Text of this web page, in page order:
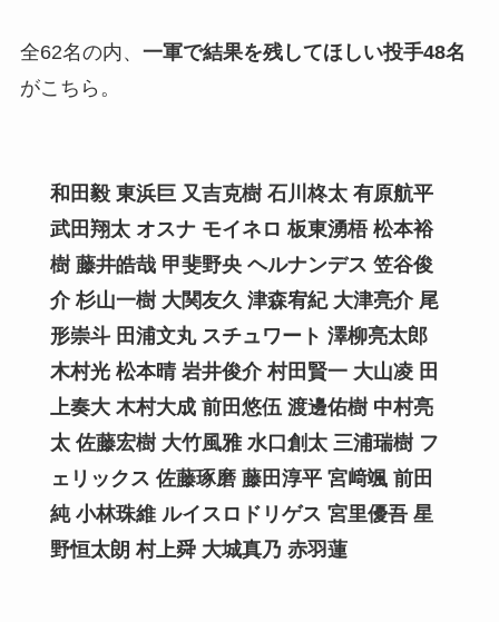
全62名の内、 一軍で結果を残してほしい投手48名
がこちら。
和田毅 東浜巨 又吉克樹 石川柊太 有原航平
武田翔太 オスナ モイネロ 板東湧梧 松本裕
樹 藤井皓哉 甲斐野央 ヘルナンデス 笠谷俊
介 杉山一樹 大関友久 津森宥紀 大津亮介 尾
形崇斗 田浦文丸 スチュワート 澤柳亮太郎
木村光 松本晴 岩井俊介 村田賢一 大山凌 田
上奏大 木村大成 前田悠伍 渡邊佑樹 中村亮
太 佐藤宏樹 大竹風雅 水口創太 三浦瑞樹 フ
ェリックス 佐藤琢磨 藤田淳平 宮﨑颯 前田
純 小林珠維 ルイスロドリゲス 宮里優吾 星
野恒太朗 村上舜 大城真乃 赤羽蓮